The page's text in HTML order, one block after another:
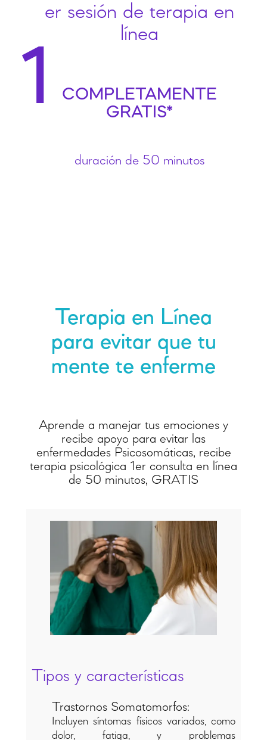
1
er sesión de terapia en
línea
COMPLETAMENTE
GRATIS*
duración de 50 minutos
Terapia en Línea
para evitar que tu
mente te enferme
Aprende a manejar tus emociones y
recibe apoyo para evitar las
enfermedades Psicosomáticas, recibe
terapia psicológica 1er consulta en línea
de 50 minutos, GRATIS
Tipos y características
Trastornos Somatomorfos:
Incluyen síntomas físicos variados, como
dolor, fatiga, y problemas